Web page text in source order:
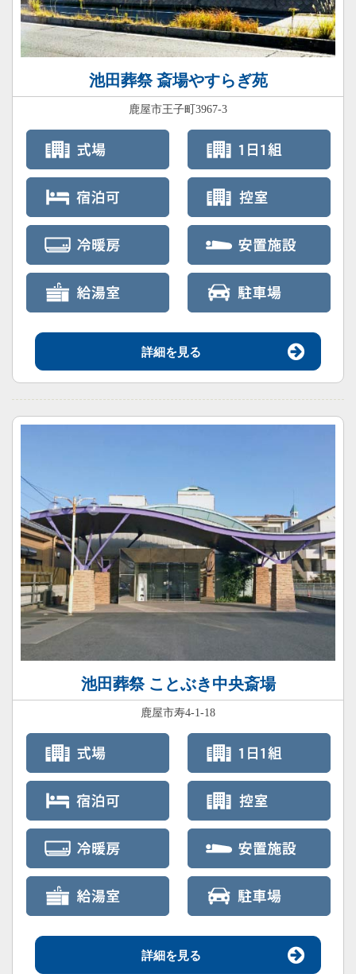
池田葬祭 斎場やすらぎ苑
鹿屋市王子町3967-3
詳細を見る
池田葬祭 ことぶき中央斎場
鹿屋市寿4-1-18
詳細を見る